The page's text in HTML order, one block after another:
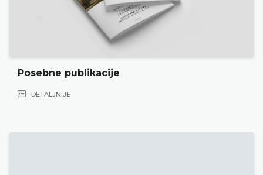
Posebne publikacije
DETALJNIJE